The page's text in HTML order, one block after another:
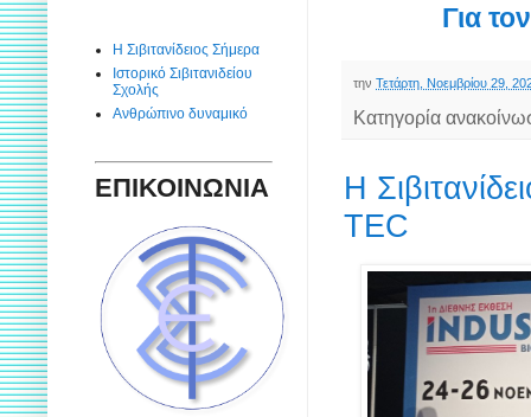
Για
την Τετάρτη, Νοεμβρίου 29,
Κατηγορία
Η
TEC
Η Σιβιτανίδειος Σήμερα
Ιστορικό Σιβιτανιδείου
Σχολής
Ανθρώπινο δυναμικό
ΕΠΙΚΟΙΝΩΝΙΑ